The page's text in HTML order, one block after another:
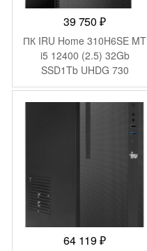
39 750₽
ПК IRU Home 310H6SE MT
i5 12400 (2.5) 32Gb
SSD1Tb UHDG 730
FreeDOS GbitEth 400W
черный (2081073)
64 119₽